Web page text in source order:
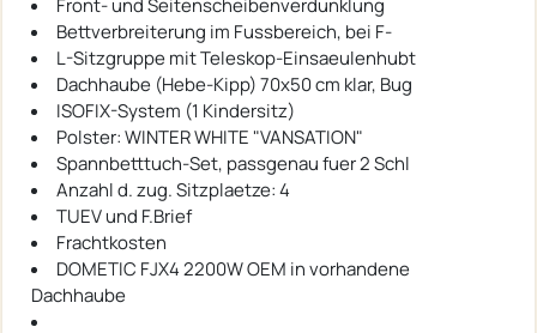
Bettverbreiterung im Fussbereich, bei F-
L-Sitzgruppe mit Teleskop-Einsaeulenhubt
Dachhaube (Hebe-Kipp) 70x50 cm klar, Bug
ISOFIX-System (1 Kindersitz)
Polster: WINTER WHITE "VANSATION"
Spannbetttuch-Set, passgenau fuer 2 Schl
Anzahl d. zug. Sitzplaetze: 4
TUEV und F.Brief
Frachtkosten
DOMETIC FJX4 2200W OEM in vorhandene
Dachhaube